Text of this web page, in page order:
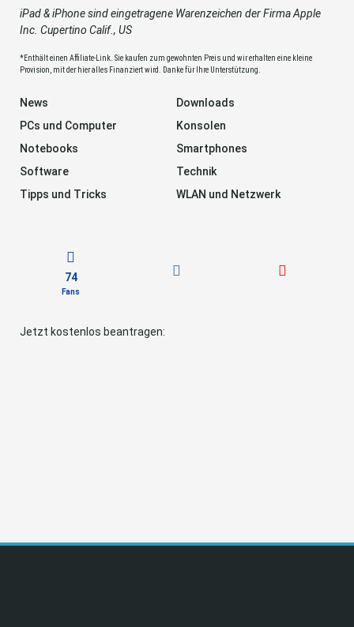
iPad & iPhone sind eingetragene Warenzeichen der Firma Apple
Inc. Cupertino Calif., US
*Enthält einen Affiliate-Link. Sie kaufen zum gewohnten Preis und wir erhalten eine kleine
Provision, mit der hier alles Finanziert wird. Danke für Ihre Unterstützung.
News
Downloads
PCs und Computer
Konsolen
Notebooks
Smartphones
Software
Technik
Tipps und Tricks
WLAN und Netzwerk
74
Fans
Jetzt kostenlos beantragen: